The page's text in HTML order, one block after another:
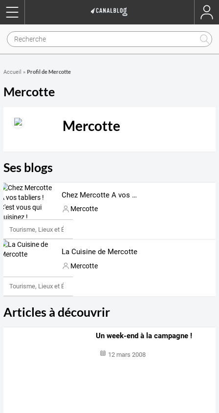
Accueil » Profil de Mercotte
Mercotte
Mercotte
Ses blogs
Chez Mercotte A vos tabliers ! C'est vous qui cuisinez !
Mercotte
Tourisme, Lieux et Événements
La Cuisine de Mercotte
Mercotte
Tourisme, Lieux et Événements
Articles à découvrir
Un week-end à la campagne !
12 mars 2008